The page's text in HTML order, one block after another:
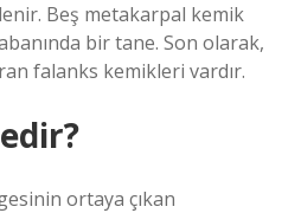
Beş metakarpal kemik
bir tane. Son olarak,
falanks kemikleri vardır.
ortaya çıkan